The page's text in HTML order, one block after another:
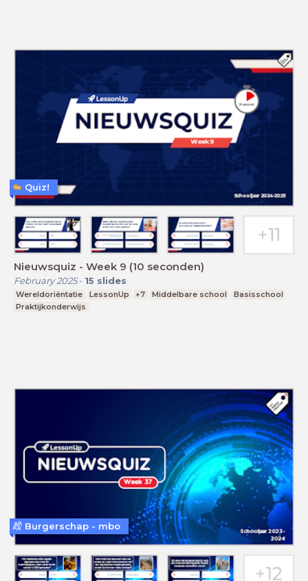
Nieuwsquiz - Week 9 (10 seconden)
February 2025- 15 slides
Wereldoriëntatie LessonUp +7 Middelbare school
Basisschool
Praktijkonderwijs
Quiz!
Burgerschap - mbo